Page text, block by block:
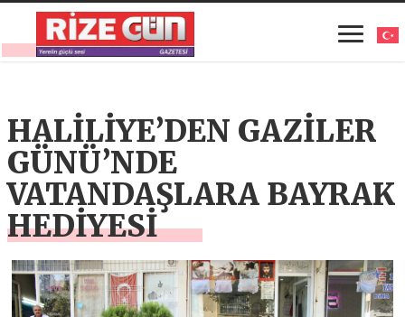
HALİLİYE’DEN GAZİLER
GÜNÜ’NDE
VATANDAŞLARA BAYRAK
HEDİYESİ